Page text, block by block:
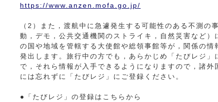
https://www.anzen.mofa.go.jp/
（2）また，渡航中に急遽発生する可能性のある不測の
動，デモ，公共交通機関のストライキ，自然災害など）
の国や地域を管轄する大使館や総領事館等が，関係の情
発出します。旅行中の方でも，あらかじめ「たびレジ」
で，それら情報が入手できるようになりますので，諸外
には忘れずに「たびレジ」にご登録ください。
●「たびレジ」の登録はこちらから